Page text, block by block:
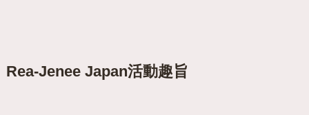
Rea-Jenee Japan活動趣旨